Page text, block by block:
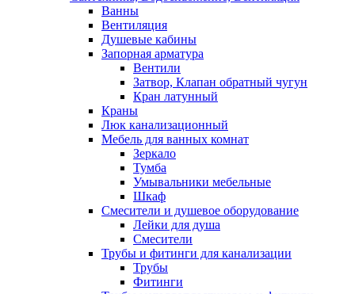
Ванны
Вентиляция
Душевые кабины
Запорная арматура
Вентили
Затвор, Клапан обратный чугун
Кран латунный
Краны
Люк канализационный
Мебель для ванных комнат
Зеркало
Тумба
Умывальники мебельные
Шкаф
Смесители и душевое оборудование
Лейки для душа
Смесители
Трубы и фитинги для канализации
Трубы
Фитинги